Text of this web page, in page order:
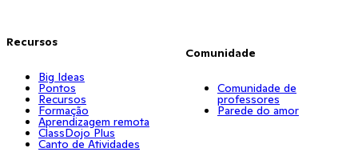
Recursos
Big Ideas
Pontos
Recursos
Formação
Aprendizagem remota
ClassDojo Plus
Canto de Atividades
Comunidade
Comunidade de
professores
Parede do amor